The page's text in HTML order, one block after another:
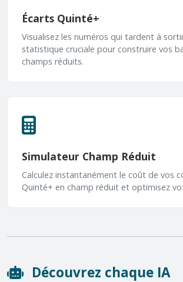
Écarts Quinté+
Visualisez les numéros qui tardent à
statistique cruciale pour construire vos
champs réduits.
Simulateur Champ Réduit
Calculez instantanément le coût de vos
Quinté+ en champ réduit et optimisez
Découvrez chaque IA